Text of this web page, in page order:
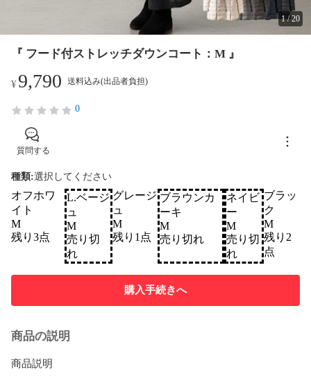
1/20
『 フード付ストレッチダウンコート：M 』
¥9,790 送料込み(出品者負担)
0
質問する
種類:選択してください
オフホワ
イト
M
残り3点
L.ベージ
ュ
M
売り切
れ
グレージ
ュ
M
残り1点
ブラウンカ
ーキ
M
売り切れ
ネイビ
ー
M
売り切
れ
ブラッ
ク
M
残り2
点
購入手続きへ
商品の説明
商品説明